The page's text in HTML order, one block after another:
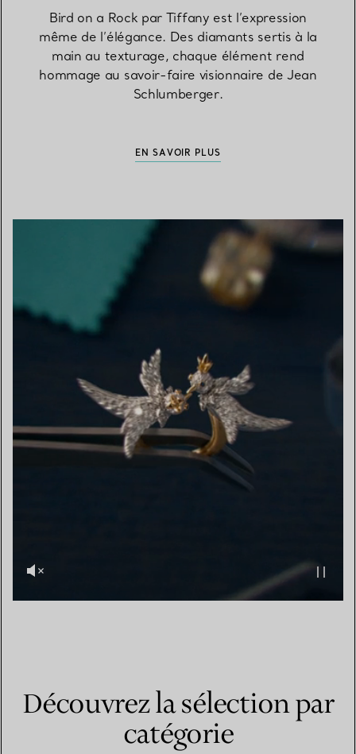
Bird on a Rock par Tiffany est l’expression
même de l’élégance. Des diamants sertis à la
main au texturage, chaque élément rend
hommage au savoir-faire visionnaire de Jean
Schlumberger.
EN SAVOIR PLUS
Découvrez la sélection par
catégorie